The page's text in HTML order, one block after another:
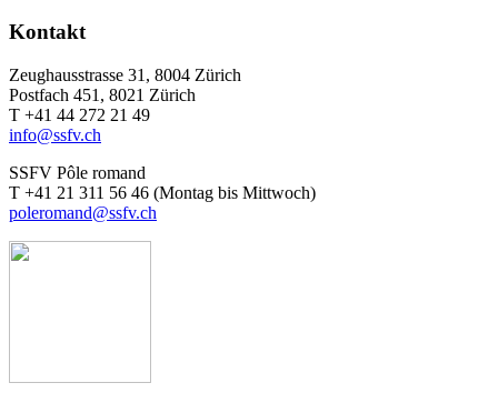
Kontakt
Zeughausstrasse 31, 8004 Zürich
Postfach 451, 8021 Zürich
T +41 44 272 21 49
info@ssfv.ch
SSFV Pôle romand
T +41 21 311 56 46 (Montag bis Mittwoch)
poleromand@ssfv.ch